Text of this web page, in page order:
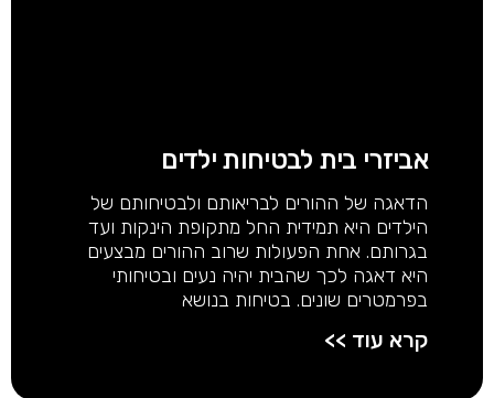
אביזרי בית לבטיחות ילדים
הדאגה של ההורים לבריאותם ולבטיחותם של
הילדים היא תמידית החל מתקופת הינקות ועד
בגרותם. אחת הפעולות שרוב ההורים מבצעים
היא דאגה לכך שהבית יהיה נעים ובטיחותי
בפרמטרים שונים. בטיחות בנושא
קרא עוד >>